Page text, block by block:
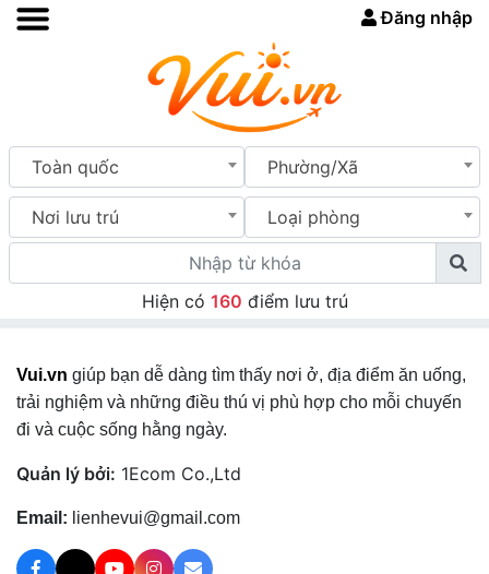
Đăng nhập
Toàn quốc Phường/Xã
Nơi lưu trú Loại phòng
Hiện có 160 điểm lưu trú
Vui.vn giúp bạn dễ dàng tìm thấy nơi ở, địa điểm ăn uống,
trải nghiệm và những điều thú vị phù hợp cho mỗi chuyến
đi và cuộc sống hằng ngày.
Quản lý bởi: 1Ecom Co.,Ltd
Email: lienhevui@gmail.com